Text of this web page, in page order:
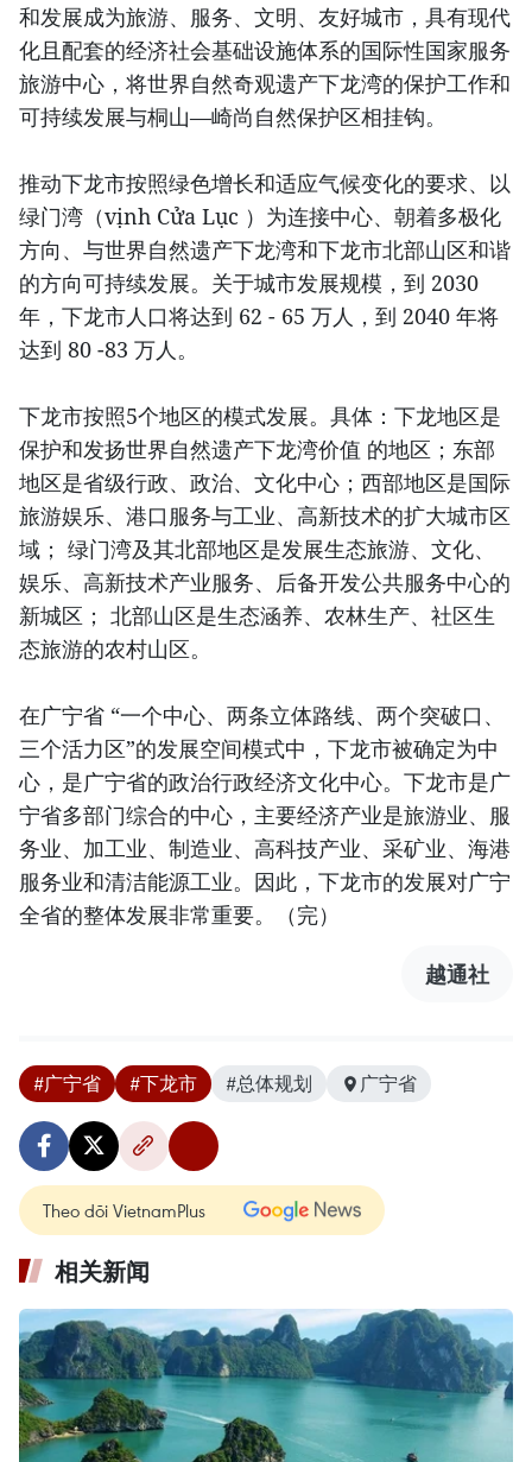
和发展成为旅游、服务、文明、友好城市，具有现代
化且配套的经济社会基础设施体系的国际性国家服务
旅游中心，将世界自然奇观遗产下龙湾的保护工作和
可持续发展与桐山—崎尚自然保护区相挂钩。
推动下龙市按照绿色增长和适应气候变化的要求、以
绿门湾（vịnh Cửa Lục ）为连接中心、朝着多极化
方向、与世界自然遗产下龙湾和下龙市北部山区和谐
的方向可持续发展。关于城市发展规模，到 2030
年，下龙市人口将达到 62 - 65 万人，到 2040 年将
达到 80 -83 万人。
下龙市按照5个地区的模式发展。具体：下龙地区是
保护和发扬世界自然遗产下龙湾价值 的地区；东部
地区是省级行政、政治、文化中心；西部地区是国际
旅游娱乐、港口服务与工业、高新技术的扩大城市区
域； 绿门湾及其北部地区是发展生态旅游、文化、
娱乐、高新技术产业服务、后备开发公共服务中心的
新城区； 北部山区是生态涵养、农林生产、社区生
态旅游的农村山区。
在广宁省 “一个中心、两条立体路线、两个突破口、
三个活力区”的发展空间模式中，下龙市被确定为中
心，是广宁省的政治行政经济文化中心。下龙市是广
宁省多部门综合的中心，主要经济产业是旅游业、服
务业、加工业、制造业、高科技产业、采矿业、海港
服务业和清洁能源工业。因此，下龙市的发展对广宁
全省的整体发展非常重要。（完）
越通社
#广宁省 #下龙市 #总体规划 广宁省
Theo dõi VietnamPlus
相关新闻